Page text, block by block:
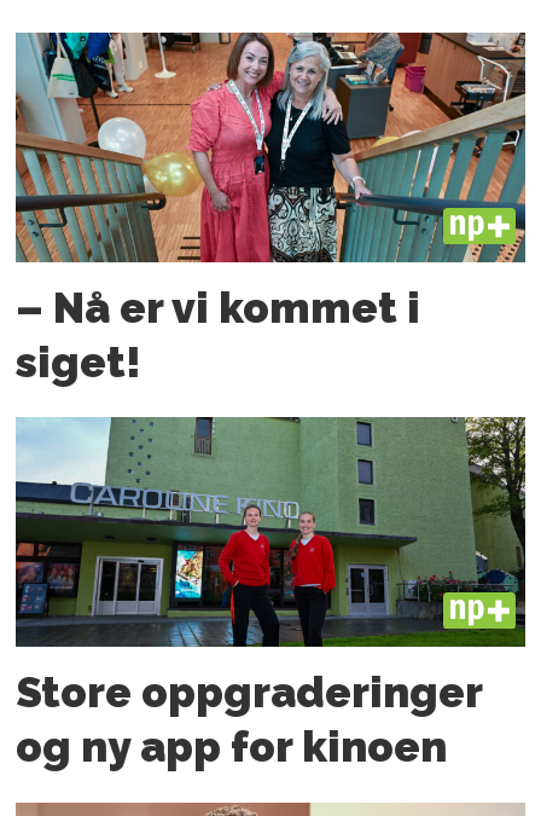
PLUS
– Nå er vi kommet i
siget!
PLUS
Store oppgraderinger
og ny app for kinoen